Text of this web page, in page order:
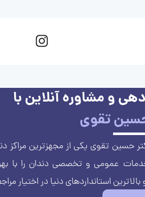
و مشاوره آنلاین با
تقوی
حسین تقوی یکی از مجهزترین مراکز
عمومی و تخصصی دندان را با
استانداردهای دنیا در اختیار